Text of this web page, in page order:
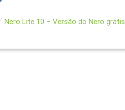
Nero Lite 10 – Versão do Nero grátis